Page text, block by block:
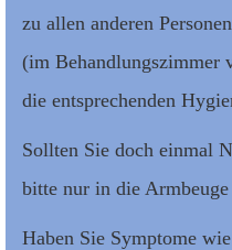
zu allen anderen
(im Behandlungszimmer
die entsprechenden
Sollten Sie doch einmal
bitte nur in die
Haben Sie Symptome